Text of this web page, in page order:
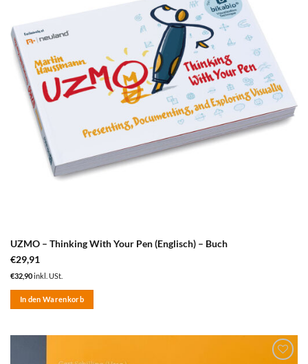
UZMO – Thinking With Your Pen (Englisch) – Buch
€29,91
€32,90inkl. USt.
In den Warenkorb